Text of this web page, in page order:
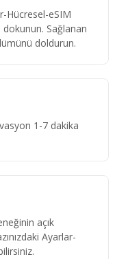
Hücresel-eSIM
Sağlanan
doldurun.
1-7 dakika
açık
Ayarlar-